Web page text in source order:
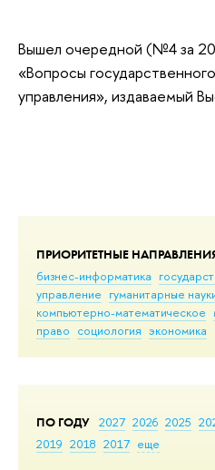
ПРИОРИТЕТНЫЕ
бизнес-информатика
управление гуманитарные
компьютерно-математическое
право социология экономика
ПО ГОДУ 2027 2026 2025
2019 2018 2017 еще
Вышел очередной (№4 за
«Вопросы
управления», издаваемый